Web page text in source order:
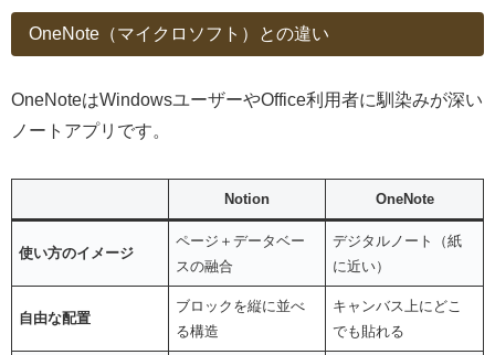
OneNote（マイクロソフト）との違い
OneNoteはWindowsユーザーやOffice利用者に馴染みが深い
ノートアプリです。
Notion OneNote
使い方のイメージ
ページ＋データベー
スの融合
デジタルノート（紙
に近い）
自由な配置
ブロックを縦に並べ
る構造
キャンバス上にどこ
でも貼れる